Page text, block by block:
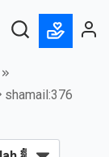
shamail:376